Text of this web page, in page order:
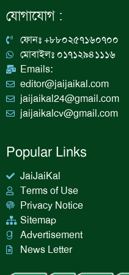
b
o
a
g
a
m
n
যোগাযোগ :
ফোনঃ +৮৮০২৫৭১৬০৭০০
মোবাইলঃ ০১৭১২৯৪১১১৬
Emails:
editor@jaijaikal.com
jaijaikal24@gmail.com
jaijaikalcv@gmail.com
Popular Links
JaiJaiKal
Terms of Use
Privacy Notice
Sitemap
Advertisement
News Letter